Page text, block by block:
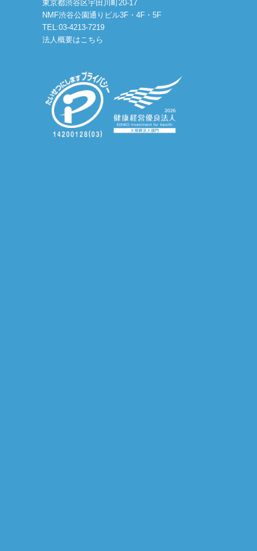
東京都渋谷区宇田川町20-17
NMF渋谷公園通りビル3F・4F・5F
TEL:03-4213-7219
法人概要はこちら